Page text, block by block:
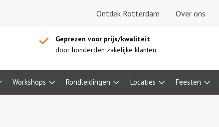
Ontdek Rotterdam Over ons
Geprezen voor prijs/kwaliteit
door honderden zakelijke klanten
Workshops Rondleidingen Locaties Feesten